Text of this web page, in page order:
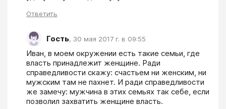
Ответить
Гость, 30 мая 2017 г. в 09:55
Иван, в моем окружении есть такие семьи, где
власть принадлежит женщине. Ради
справедливости скажу: счастьем ни женским, ни
мужским там не пахнет. И ради справедливости
же замечу: мужчина в этих семьях так себе, если
позволил захватить женщине власть.